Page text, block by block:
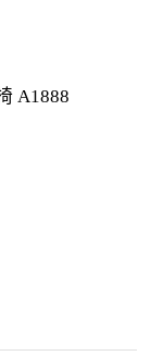
A1888